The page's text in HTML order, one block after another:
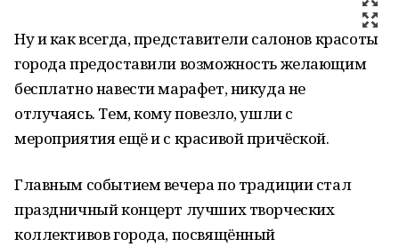
Ну и как всегда, представители салонов красоты
города предоставили возможность желающим
бесплатно навести марафет, никуда не
отлучаясь. Тем, кому повезло, ушли с
мероприятия ещё и с красивой причёской.
Главным событием вечера по традиции стал
праздничный концерт лучших творческих
коллективов города, посвящённый